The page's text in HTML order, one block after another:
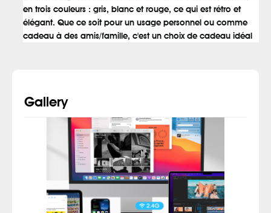
en trois couleurs : gris, blanc et rouge, ce qui est rétro et
élégant. Que ce soit pour un usage personnel ou comme
cadeau à des amis/famille, c'est un choix de cadeau idéal
Gallery